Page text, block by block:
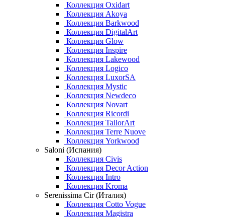
Коллекция Oxidart
Коллекция Akoya
Коллекция Barkwood
Коллекция DigitalArt
Коллекция Glow
Коллекция Inspire
Коллекция Lakewood
Коллекция Logico
Коллекция LuxorSA
Коллекция Mystic
Коллекция Newdeco
Коллекция Novart
Коллекция Ricordi
Коллекция TailorArt
Коллекция Terre Nuove
Коллекция Yorkwood
Saloni (Испания)
Коллекция Civis
Коллекция Decor Action
Коллекция Intro
Коллекция Kroma
Serenissima Cir (Италия)
Коллекция Cotto Vogue
Коллекция Magistra